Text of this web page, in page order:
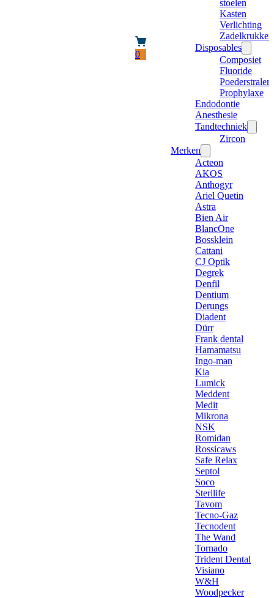
0
stoelen
Kasten
Verlichting
Zadelkrukken
Disposables
Composiet
Fluoride
Poederstraler
Prophylaxe
Endodontie
Anesthesie
Tandtechniek
Zircon
Merken
Acteon
AKOS
Anthogyr
Ariel Quetin
Astra
Bien Air
BlancOne
Bossklein
Cattani
CJ Optik
Degrek
Denfil
Dentium
Derungs
Diadent
Dürr
Frank dental
Hamamatsu
Ingo-man
Kia
Lumick
Meddent
Medit
Mikrona
NSK
Romidan
Rossicaws
Safe Relax
Septol
Soco
Sterilife
Tavom
Tecno-Gaz
Tecnodent
The Wand
Tornado
Trident Dental
Visiano
W&H
Woodpecker